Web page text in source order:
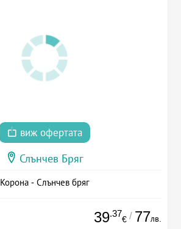
виж офертата
Слънчев Бряг
Корона - Слънчев бряг
39.37
€ / 77лв.